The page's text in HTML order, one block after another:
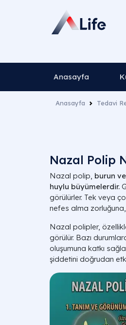
Anasayfa
Anasayfa Tedavi
Nazal Polip
Nazal polip, burun
huylu büyümelerdir.
görülürler. Tek veya
nefes alma
Nazal polipler,
görülür. Bazı
oluşumuna katkı
şiddetini doğrudan